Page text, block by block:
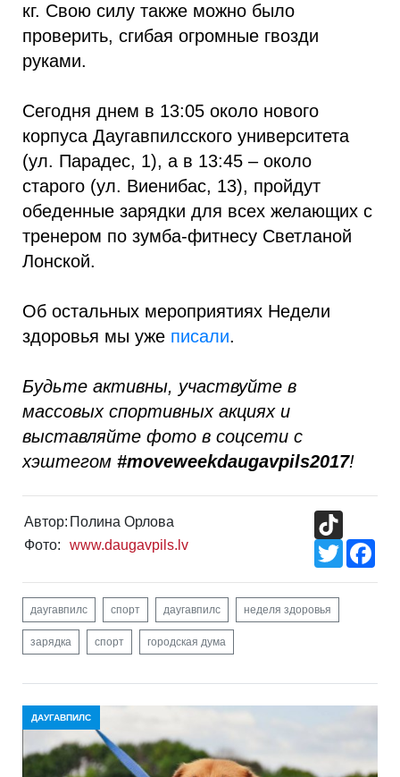
кг. Свою силу также можно было
проверить, сгибая огромные гвозди
руками.
Сегодня днем в 13:05 около нового
корпуса Даугавпилсского университета
(ул. Парадес, 1), а в 13:45 – около
старого (ул. Виенибас, 13), пройдут
обеденные зарядки для всех желающих с
тренером по зумба-фитнесу Светланой
Лонской.
Об остальных мероприятиях Недели
здоровья мы уже писали.
Будьте активны, участвуйте в
массовых спортивных акциях и
выставляйте фото в соцсети с
хэштегом #moveweekdaugavpils2017!
Автор: Полина Орлова
Фото:
www.daugavpils.lv
Twitter
даугавпилс спорт даугавпилс неделя здоровья
зарядка спорт городская дума
ДАУГАВПИЛС